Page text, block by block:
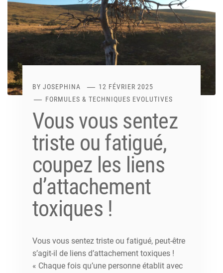
BY JOSEPHINA
12 FÉVRIER 2025
FORMULES & TECHNIQUES EVOLUTIVES
Vous vous sentez
triste ou fatigué,
coupez les liens
d’attachement
toxiques !
Vous vous sentez triste ou fatigué, peut-être
s’agit-il de liens d’attachement toxiques !
« Chaque fois qu’une personne établit avec